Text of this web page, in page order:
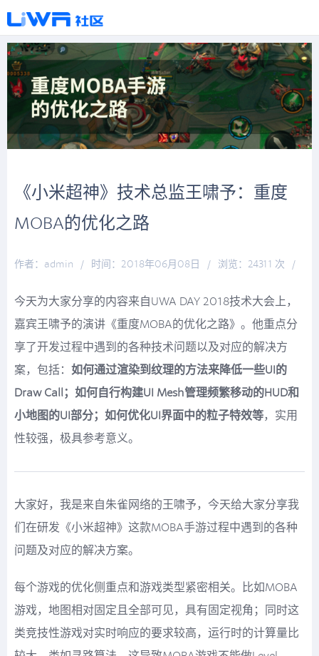
《小米超神》技术总监王啸予：重度
MOBA的优化之路
作者：admin / 时间：2018年06月08日 / 浏览：24311 次
/
今天为大家分享的内容来自UWA DAY 2018技术大会上，
嘉宾王啸予的演讲《重度MOBA的优化之路》。他重点分
享了开发过程中遇到的各种技术问题以及对应的解决方
案，包括： 如何通过渲染到纹理的方法来降低一些UI的
Draw Call；如何自行构建UI Mesh管理频繁移动的HUD和
小地图的UI部分；如何优化UI界面中的粒子特效等，实用
性较强，极具参考意义。
大家好，我是来自朱雀网络的王啸予，今天给大家分享我
们在研发《小米超神》这款MOBA手游过程中遇到的各种
问题及对应的解决方案。
每个游戏的优化侧重点和游戏类型紧密相关。比如MOBA
游戏，地图相对固定且全部可见，具有固定视角；同时这
类竞技性游戏对实时响应的要求较高，运行时的计算量比